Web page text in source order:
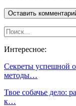
Интересное:
Секреты успешной
методы…
Твое собачье дело:
к…